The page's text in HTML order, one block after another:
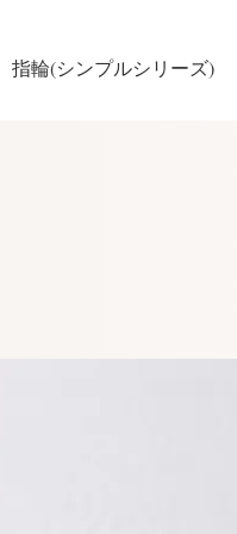
指輪(シンプルシリーズ)